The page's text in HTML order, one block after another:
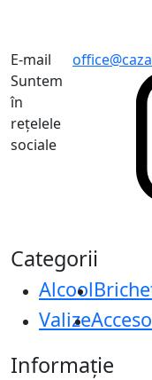
E-mail
Suntem
în
rețelele
sociale
Categorii
Alcool
Valize
Informație